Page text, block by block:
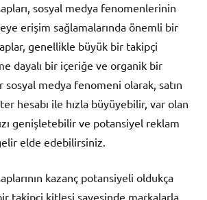
sosyal medya fenomenlerinin
erişim sağlamalarında önemli bir
genellikle büyük bir takipçi
dayalı bir içeriğe ve organik bir
sosyal medya fenomeni olarak, satın
hesabı ile hızla büyüyebilir, var olan
genişletebilir ve potansiyel reklam
elde edebilirsiniz.
kazanç potansiyeli oldukça
takipçi kitlesi sayesinde markalarla